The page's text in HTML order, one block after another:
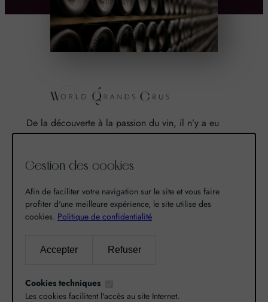
De la découverte à la passion du vin, il n’y a eu
qu’un pas. Un pas que nous avons franchi en faisant
là est né World Grands Crus avec pour mission de
nos terroirs.
Recherche
Gestion des cookies
Afin de faciliter votre navigation sur le site et vous faire
profiter d'une meilleure expérience, le site utilise des
cookies. Politique de confidentialité
Accepter Refuser
Cookies techniques
Les cookies facilitent l'accès au site Internet.